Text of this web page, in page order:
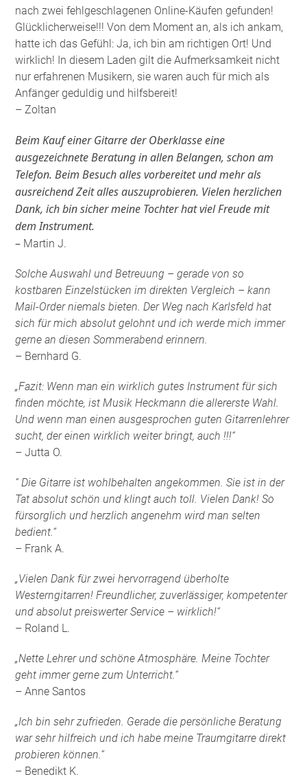
nach zwei fehlgeschlagenen Online-Käufen gefunden!
Glücklicherweise!!! Von dem Moment an, als ich ankam,
hatte ich das Gefühl: Ja, ich bin am richtigen Ort! Und
wirklich! In diesem Laden gilt die Aufmerksamkeit nicht
nur erfahrenen Musikern, sie waren auch für mich als
Anfänger geduldig und hilfsbereit!
– Zoltan
Beim Kauf einer Gitarre der Oberklasse eine
ausgezeichnete Beratung in allen Belangen, schon am
Telefon. Beim Besuch alles vorbereitet und mehr als
ausreichend Zeit alles auszuprobieren. Vielen herzlichen
Dank, ich bin sicher meine Tochter hat viel Freude mit
dem Instrument.
– Martin J.
Solche Auswahl und Betreuung – gerade von so
kostbaren Einzelstücken im direkten Vergleich – kann
Mail-Order niemals bieten. Der Weg nach Karlsfeld hat
sich für mich absolut gelohnt und ich werde mich immer
gerne an diesen Sommerabend erinnern.
– Bernhard G.
„Fazit: Wenn man ein wirklich gutes Instrument für sich
finden möchte, ist Musik Heckmann die allererste Wahl.
Und wenn man einen ausgesprochen guten Gitarrenlehrer
sucht, der einen wirklich weiter bringt, auch !!!“
– Jutta O.
“ Die Gitarre ist wohlbehalten angekommen. Sie ist in der
Tat absolut schön und klingt auch toll. Vielen Dank! So
fürsorglich und herzlich angenehm wird man selten
bedient.“
– Frank A.
„Vielen Dank für zwei hervorragend überholte
Westerngitarren! Freundlicher, zuverlässiger, kompetenter
und absolut preiswerter Service – wirklich!“
– Roland L.
„Nette Lehrer und schöne Atmosphäre. Meine Tochter
geht immer gerne zum Unterricht.“
– Anne Santos
„Ich bin sehr zufrieden. Gerade die persönliche Beratung
war sehr hilfreich und ich habe meine Traumgitarre direkt
probieren können.“
– Benedikt K.